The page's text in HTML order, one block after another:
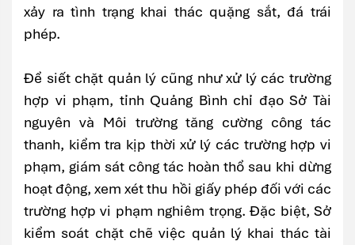
xảy ra tình trạng khai thác quặng sắt, đá trái
phép.
Để siết chặt quản lý cũng như xử lý các trường
hợp vi phạm, tỉnh Quảng Bình chỉ đạo Sở Tài
nguyên và Môi trường tăng cường công tác
thanh, kiểm tra kịp thời xử lý các trường hợp vi
phạm, giám sát công tác hoàn thổ sau khi dừng
hoạt động, xem xét thu hồi giấy phép đối với các
trường hợp vi phạm nghiêm trọng. Đặc biệt, Sở
kiểm soát chặt chẽ việc quản lý khai thác tài